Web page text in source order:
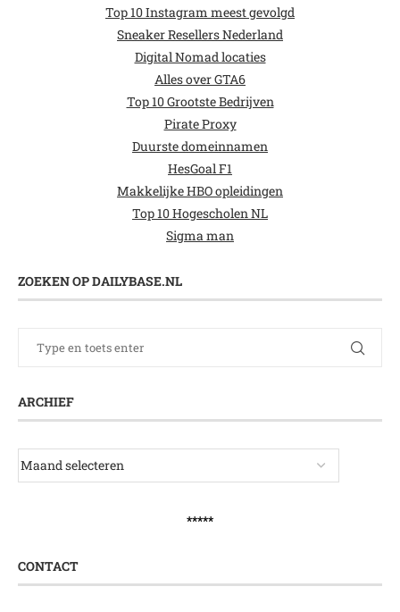
Top 10 Instagram meest gevolgd
Sneaker Resellers Nederland
Digital Nomad locaties
Alles over GTA6
Top 10 Grootste Bedrijven
Pirate Proxy
Duurste domeinnamen
HesGoal F1
Makkelijke HBO opleidingen
Top 10 Hogescholen NL
Sigma man
ZOEKEN OP DAILYBASE.NL
ARCHIEF
*****
CONTACT